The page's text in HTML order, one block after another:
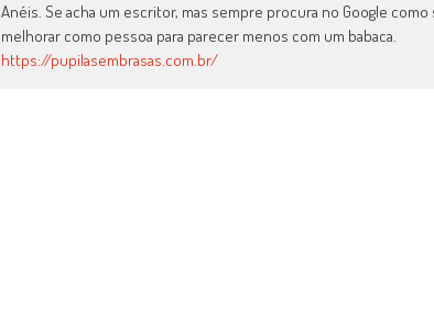
Anéis. Se acha um escritor, mas sempre procura no Google
melhorar como pessoa para parecer menos com um babaca.
https://pupilasembrasas.com.br/